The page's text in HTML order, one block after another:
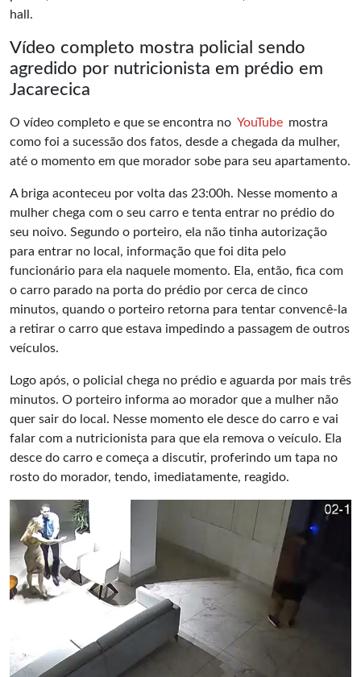
hall.
Vídeo completo mostra policial sendo
agredido por nutricionista em prédio em
Jacarecica
O vídeo completo e que se encontra no YouTube mostra
como foi a sucessão dos fatos, desde a chegada da mulher,
até o momento em que morador sobe para seu apartamento.
A briga aconteceu por volta das 23:00h. Nesse momento a
mulher chega com o seu carro e tenta entrar no prédio do
seu noivo. Segundo o porteiro, ela não tinha autorização
para entrar no local, informação que foi dita pelo
funcionário para ela naquele momento. Ela, então, fica com
o carro parado na porta do prédio por cerca de cinco
minutos, quando o porteiro retorna para tentar convencê-la
a retirar o carro que estava impedindo a passagem de outros
veículos.
Logo após, o policial chega no prédio e aguarda por mais três
minutos. O porteiro informa ao morador que a mulher não
quer sair do local. Nesse momento ele desce do carro e vai
falar com a nutricionista para que ela remova o veículo. Ela
desce do carro e começa a discutir, proferindo um tapa no
rosto do morador, tendo, imediatamente, reagido.